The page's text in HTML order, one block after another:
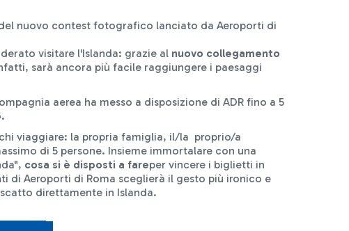
nuovo contest fotografico lanciato da Aeroporti di
visitare l'Islanda: grazie al nuovo collegamento
sarà ancora più facile raggiungere i paesaggi
aerea ha messo a disposizione di ADR fino a 5
viaggiare: la propria famiglia, il/la proprio/a
di 5 persone. Insieme immortalare con una
cosa si è disposti a fareper vincere i biglietti in
di Aeroporti di Roma sceglierà il gesto più ironico e
direttamente in Islanda.